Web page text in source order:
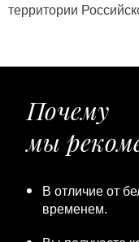
территории
Почему
мы
В отличие от
временем.